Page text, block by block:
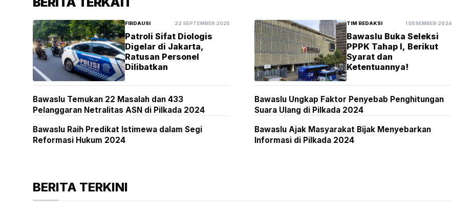
FIRDAUSI 22 SEPTEMBER 2025
Patroli Sifat Diologis
Digelar di Jakarta,
Ratusan Personel
Dilibatkan
Bawaslu Temukan 22 Masalah dan 433
Pelanggaran Netralitas ASN di Pilkada 2024
Bawaslu Raih Predikat Istimewa dalam Segi
Reformasi Hukum 2024
TIM REDAKSI 1 DESEMBER 2024
Bawaslu Buka Seleksi
PPPK Tahap I, Berikut
Syarat dan
Ketentuannya!
Bawaslu Ungkap Faktor Penyebab Penghitungan
Suara Ulang di Pilkada 2024
Bawaslu Ajak Masyarakat Bijak Menyebarkan
Informasi di Pilkada 2024
BERITA TERKINI